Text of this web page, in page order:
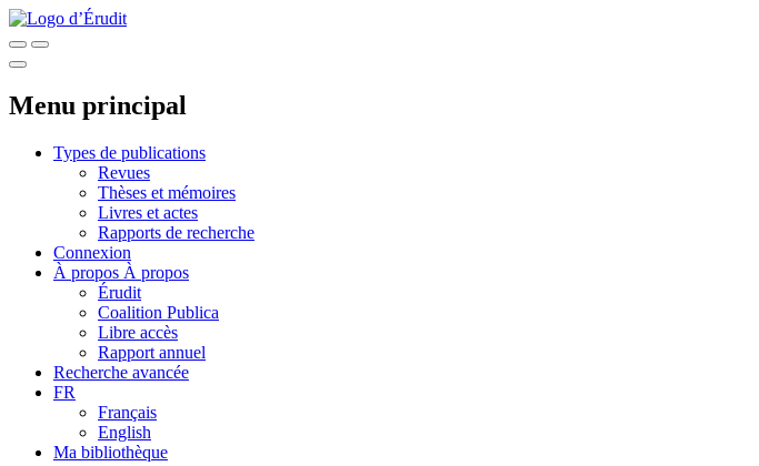
Menu principal
Types de publications
Revues
Thèses et mémoires
Livres et actes
Rapports de recherche
Connexion
À propos À propos
Érudit
Coalition Publica
Libre accès
Rapport annuel
Recherche avancée
FR
Français
English
Ma bibliothèque